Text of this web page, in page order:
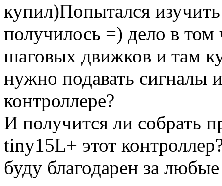
купил)Попытался
получилось =) дело в
шаговых движков и там
нужно подавать сигналы
контроллере?
И получится ли собрать
tiny15L+ этот
буду благодарен за